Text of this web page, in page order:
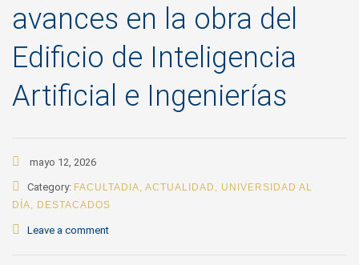
avances en la obra del
Edificio de Inteligencia
Artificial e Ingenierías
mayo 12, 2026
Category: FACULTADIA, ACTUALIDAD , UNIVERSIDAD AL
DÍA, DESTACADOS
Leave a comment